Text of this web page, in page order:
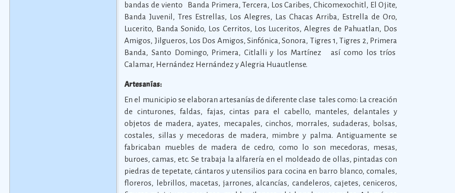
bandas de viento Banda Primera, Tercera, Los Caribes, Chicomexochitl, El Ojite,
Banda Juvenil, Tres Estrellas, Los Alegres, Las Chacas Arriba, Estrella de Oro,
Lucerito, Banda Sonido, Los Cerritos, Los Luceritos, Alegres de Pahuatlan, Dos
Amigos, Jilgueros, Los Dos Amigos, Sinfónica, Sonora, Tigres 1, Tigres 2, Primera
Banda, Santo Domingo, Primera, Citlalli y los Martínez así como los tríos
Calamar, Hernández Hernández y Alegria Huautlense.
Artesanías:
En el municipio se elaboran artesanías de diferente clase tales como: La creación
de cinturones, faldas, fajas, cintas para el cabello, manteles, delantales y
objetos de madera, ayates, mecapales, cinchos, morrales, sudaderas, bolsas,
costales, sillas y mecedoras de madera, mimbre y palma. Antiguamente se
fabricaban muebles de madera de cedro, como lo son mecedoras, mesas,
buroes, camas, etc. Se trabaja la alfarería en el moldeado de ollas, pintadas con
piedras de tepetate, cántaros y utensilios para cocina en barro blanco, comales,
floreros, lebrillos, macetas, jarrones, alcancías, candeleros, cajetes, ceniceros,